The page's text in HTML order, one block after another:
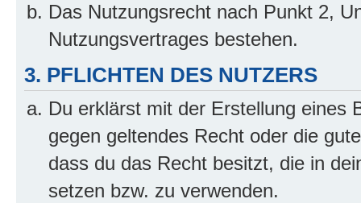
Das Nutzungsrecht nach Punkt 2,
Nutzungsvertrages bestehen.
3. PFLICHTEN DES NUTZERS
Du erklärst mit der Erstellung eines
gegen geltendes Recht oder die
dass du das Recht besitzt, die in
setzen bzw. zu verwenden.